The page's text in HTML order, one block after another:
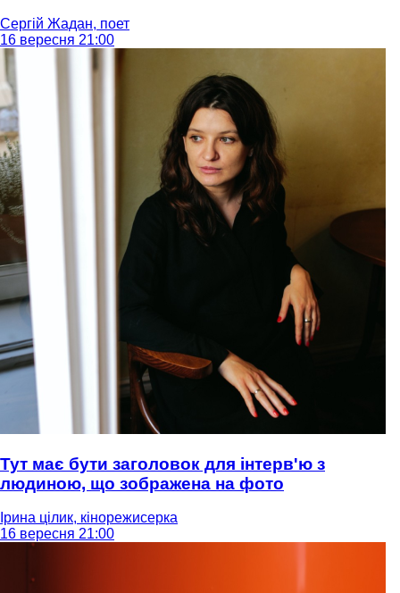
Сергій Жадан, поет
16 вересня 21:00
Тут має бути заголовок для інтерв'ю з
людиною, що зображена на фото
Ірина цілик, кінорежисерка
16 вересня 21:00